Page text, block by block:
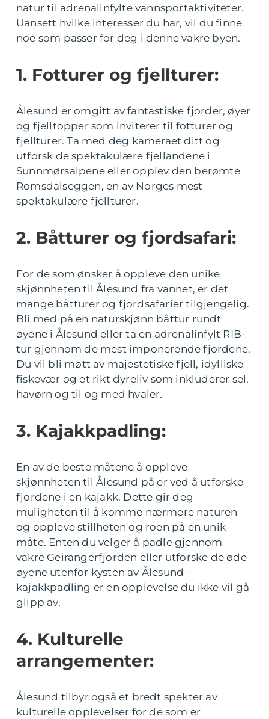
natur til adrenalinfylte vannsportaktiviteter.
Uansett hvilke interesser du har, vil du finne
noe som passer for deg i denne vakre byen.
1. Fotturer og fjellturer:
Ålesund er omgitt av fantastiske fjorder, øyer
og fjelltopper som inviterer til fotturer og
fjellturer. Ta med deg kameraet ditt og
utforsk de spektakulære fjellandene i
Sunnmørsalpene eller opplev den berømte
Romsdalseggen, en av Norges mest
spektakulære fjellturer.
2. Båtturer og fjordsafari:
For de som ønsker å oppleve den unike
skjønnheten til Ålesund fra vannet, er det
mange båtturer og fjordsafarier tilgjengelig.
Bli med på en naturskjønn båttur rundt
øyene i Ålesund eller ta en adrenalinfylt RIB-
tur gjennom de mest imponerende fjordene.
Du vil bli møtt av majestetiske fjell, idylliske
fiskevær og et rikt dyreliv som inkluderer sel,
havørn og til og med hvaler.
3. Kajakkpadling:
En av de beste måtene å oppleve
skjønnheten til Ålesund på er ved å utforske
fjordene i en kajakk. Dette gir deg
muligheten til å komme nærmere naturen
og oppleve stillheten og roen på en unik
måte. Enten du velger å padle gjennom
vakre Geirangerfjorden eller utforske de øde
øyene utenfor kysten av Ålesund –
kajakkpadling er en opplevelse du ikke vil gå
glipp av.
4. Kulturelle
arrangementer:
Ålesund tilbyr også et bredt spekter av
kulturelle opplevelser for de som er